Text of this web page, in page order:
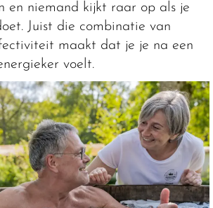
en niemand kijkt raar op als je
Juist die combinatie van
maakt dat je je na een
voelt.